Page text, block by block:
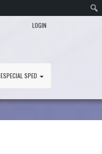
LOGIN
ESPECIAL SPED